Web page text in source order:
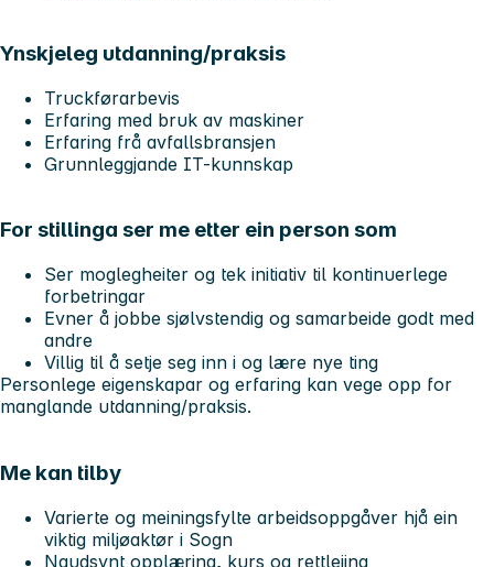
Ynskjeleg utdanning/praksis
Truckførarbevis
Erfaring med bruk av maskiner
Erfaring frå avfallsbransjen
Grunnleggjande IT-kunnskap
For stillinga ser me etter ein person som
Ser moglegheiter og tek initiativ til kontinuerlege
forbetringar
Evner å jobbe sjølvstendig og samarbeide godt med
andre
Villig til å setje seg inn i og lære nye ting
Personlege eigenskapar og erfaring kan vege opp for
manglande utdanning/praksis.
Me kan tilby
Varierte og meiningsfylte arbeidsoppgåver hjå ein
viktig miljøaktør i Sogn
Naudsynt opplæring, kurs og rettleiing